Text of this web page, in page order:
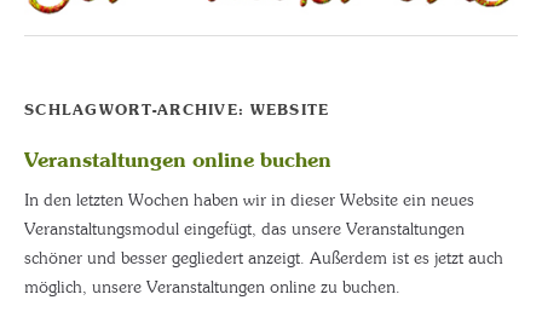
SCHLAGWORT-ARCHIVE: WEBSITE
Veranstaltungen online buchen
In den letzten Wochen haben wir in dieser Website ein neues
Veranstaltungsmodul eingefügt, das unsere Veranstaltungen
schöner und besser gegliedert anzeigt. Außerdem ist es jetzt auch
möglich, unsere Veranstaltungen online zu buchen.